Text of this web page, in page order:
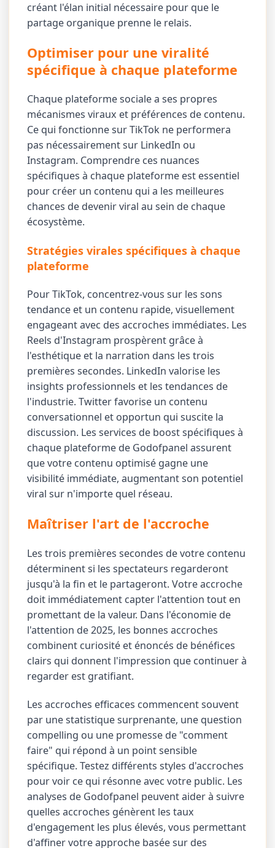
créant l'élan initial nécessaire pour que le
partage organique prenne le relais.
Optimiser pour une viralité
spécifique à chaque plateforme
Chaque plateforme sociale a ses propres
mécanismes viraux et préférences de contenu.
Ce qui fonctionne sur TikTok ne performera
pas nécessairement sur LinkedIn ou
Instagram. Comprendre ces nuances
spécifiques à chaque plateforme est essentiel
pour créer un contenu qui a les meilleures
chances de devenir viral au sein de chaque
écosystème.
Stratégies virales spécifiques à chaque
plateforme
Pour TikTok, concentrez-vous sur les sons
tendance et un contenu rapide, visuellement
engageant avec des accroches immédiates. Les
Reels d'Instagram prospèrent grâce à
l'esthétique et la narration dans les trois
premières secondes. LinkedIn valorise les
insights professionnels et les tendances de
l'industrie. Twitter favorise un contenu
conversationnel et opportun qui suscite la
discussion. Les services de boost spécifiques à
chaque plateforme de Godofpanel assurent
que votre contenu optimisé gagne une
visibilité immédiate, augmentant son potentiel
viral sur n'importe quel réseau.
Maîtriser l'art de l'accroche
Les trois premières secondes de votre contenu
déterminent si les spectateurs regarderont
jusqu'à la fin et le partageront. Votre accroche
doit immédiatement capter l'attention tout en
promettant de la valeur. Dans l'économie de
l'attention de 2025, les bonnes accroches
combinent curiosité et énoncés de bénéfices
clairs qui donnent l'impression que continuer à
regarder est gratifiant.
Les accroches efficaces commencent souvent
par une statistique surprenante, une question
compelling ou une promesse de "comment
faire" qui répond à un point sensible
spécifique. Testez différents styles d'accroches
pour voir ce qui résonne avec votre public. Les
analyses de Godofpanel peuvent aider à suivre
quelles accroches génèrent les taux
d'engagement les plus élevés, vous permettant
d'affiner votre approche basée sur des